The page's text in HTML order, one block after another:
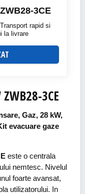
3CE
rapid si
la livrare
3CE
Gaz, 28 kW,
evacuare gaze
este o centrala
nemtesc. Nivelul
foarte avansat,
utilizatorului. In